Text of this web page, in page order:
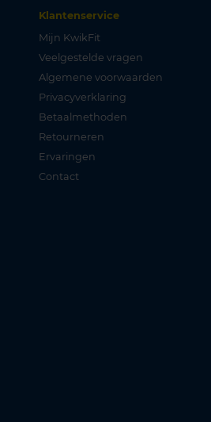
Klantenservice
Mijn KwikFit
Veelgestelde vragen
Algemene voorwaarden
Privacyverklaring
Betaalmethoden
Retourneren
Ervaringen
Contact